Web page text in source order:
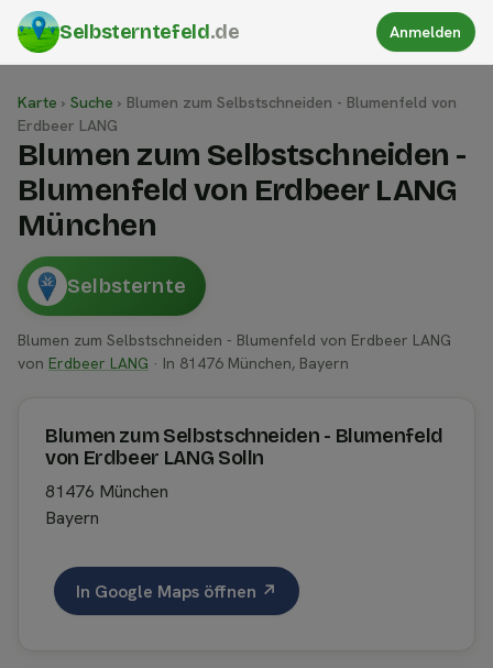
Selbsterntefeld.de Anmelden
Karte › Suche › Blumen zum Selbstschneiden - Blumenfeld von
Erdbeer LANG
Blumen zum Selbstschneiden -
Blumenfeld von Erdbeer LANG
München
Selbsternte
Blumen zum Selbstschneiden - Blumenfeld von Erdbeer LANG
von Erdbeer LANG · In 81476 München, Bayern
Blumen zum Selbstschneiden - Blumenfeld
von Erdbeer LANG Solln
81476 München
Bayern
In Google Maps öffnen ↗